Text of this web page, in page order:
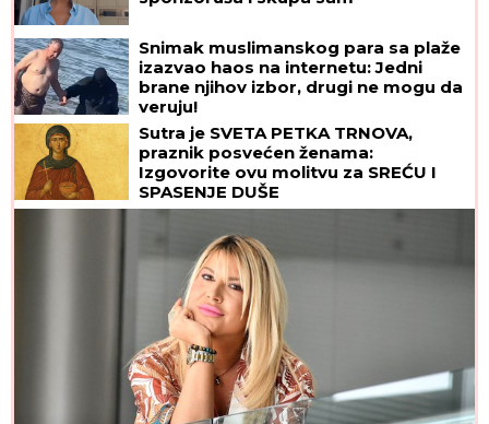
Snimak muslimanskog para sa plaže
izazvao haos na internetu: Jedni
brane njihov izbor, drugi ne mogu da
veruju!
Sutra je SVETA PETKA TRNOVA,
praznik posvećen ženama:
Izgovorite ovu molitvu za SREĆU I
SPASENJE DUŠE